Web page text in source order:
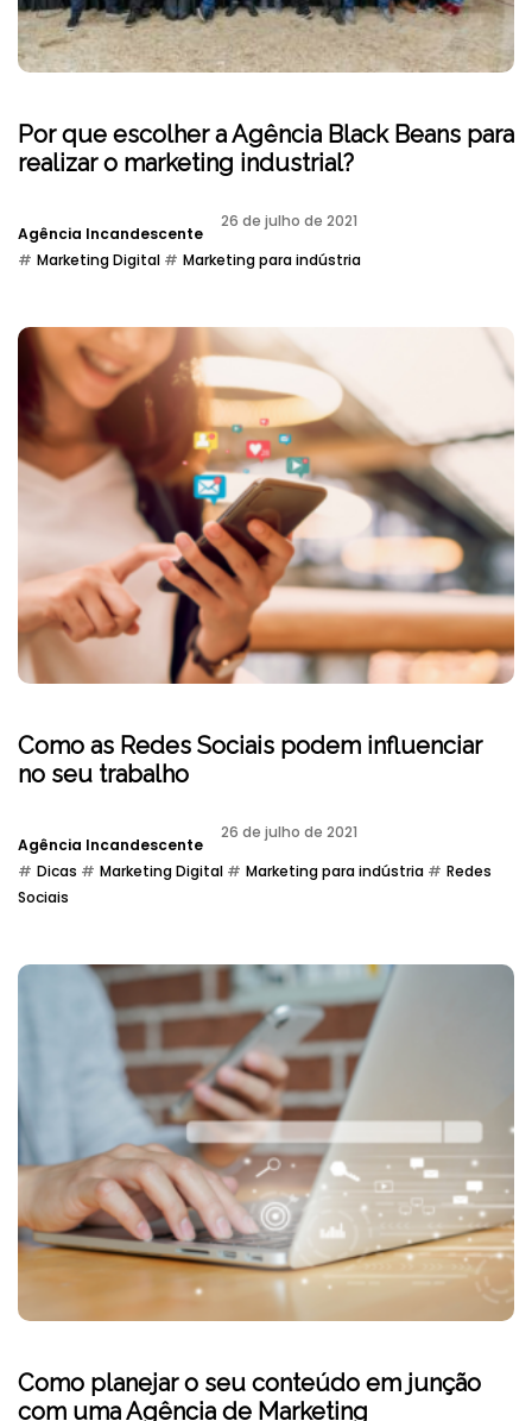
Por que escolher a Agência Black Beans para
realizar o marketing industrial?
Agência Incandescente
26 de julho de 2021
Marketing Digital
Marketing para indústria
Como as Redes Sociais podem influenciar
no seu trabalho
Agência Incandescente
26 de julho de 2021
Dicas
Marketing Digital Marketing para indústria
Redes
Sociais
Como planejar o seu conteúdo em junção
com uma Agência de Marketing